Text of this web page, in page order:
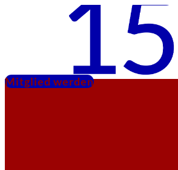
Mitglied werden